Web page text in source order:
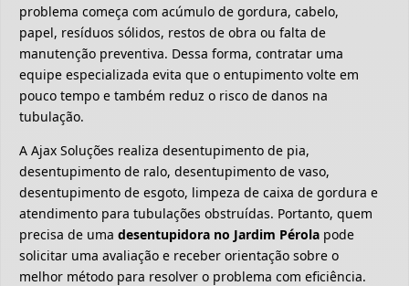
problema começa com acúmulo de gordura, cabelo,
papel, resíduos sólidos, restos de obra ou falta de
manutenção preventiva. Dessa forma, contratar uma
equipe especializada evita que o entupimento volte em
pouco tempo e também reduz o risco de danos na
tubulação.
A Ajax Soluções realiza desentupimento de pia,
desentupimento de ralo, desentupimento de vaso,
desentupimento de esgoto, limpeza de caixa de gordura e
atendimento para tubulações obstruídas. Portanto, quem
precisa de uma desentupidora no Jardim Pérola pode
solicitar uma avaliação e receber orientação sobre o
melhor método para resolver o problema com eficiência.